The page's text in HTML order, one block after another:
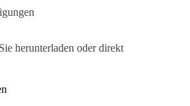
herunterladen oder direkt